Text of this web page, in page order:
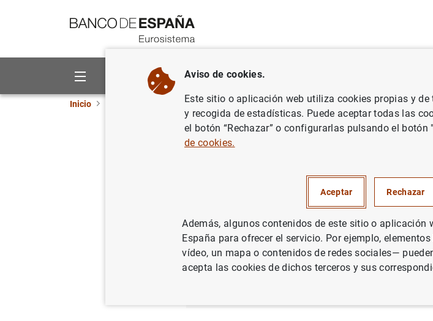
Sobre el Banco Áreas de actuación
Inicio El Banco de España aprueba la guía de implementación de TIBER-ES
El Banco de España
implementación de TIBER-
El Banco de España aprueba la guía
Aviso de cookies.
Este sitio o aplicación web utiliza cookies propias y
y recogida de estadísticas. Puede aceptar todas las
el botón “Rechazar” o configurarlas pulsando el
de cookies.
Aceptar Rechazar
Además, algunos contenidos de este sitio o aplicación
España para ofrecer el servicio. Por ejemplo,
vídeo, un mapa o contenidos de redes sociales—
acepta las cookies de dichos terceros y sus